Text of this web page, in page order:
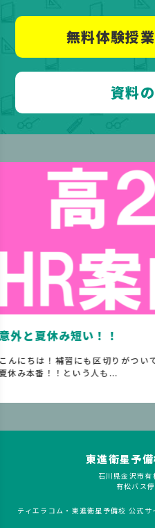
無料体験授
資料
、いよいよ
8月になって
皆さん、夏休
たね。部活動に
東進衛星予
石川県金沢市
有松バス
ティエラコム・東進衛星予備校 公式サ